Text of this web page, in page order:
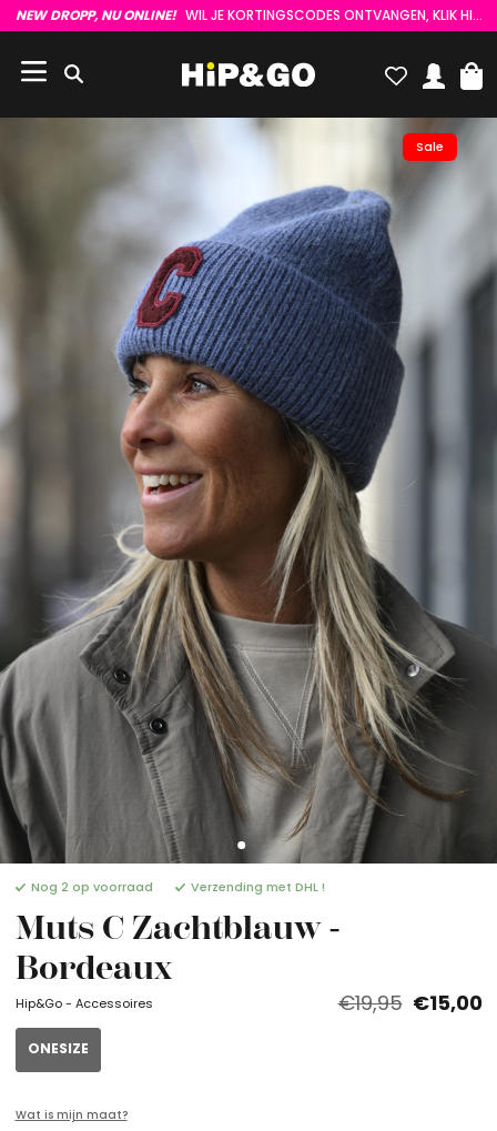
NEW DROPP, NU ONLINE! WIL JE KORTINGSCODES ONTVANGEN, KLIK HIER :)
Sale
Nog 2 op voorraad Verzending met DHL !
Muts C Zachtblauw -
Bordeaux
Hip&Go - Accessoires €19,95 €15,00
ONESIZE
Wat is mijn maat?